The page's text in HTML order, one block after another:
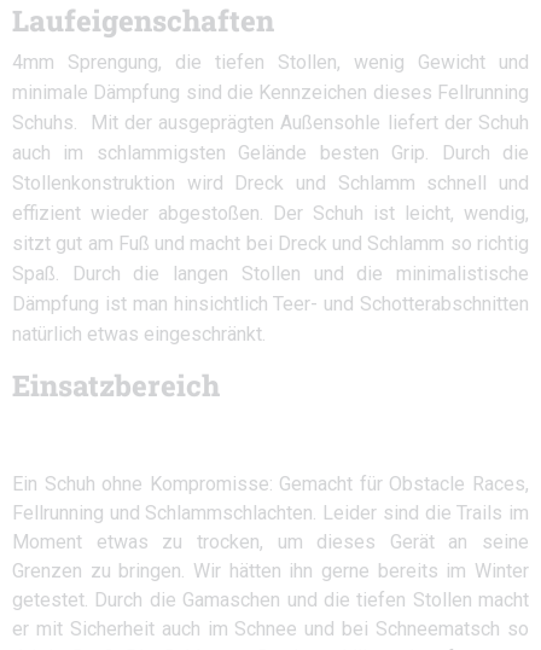
Laufeigenschaften
4mm Sprengung, die tiefen Stollen, wenig Gewicht und
minimale Dämpfung sind die Kennzeichen dieses Fellrunning
Schuhs. Mit der ausgeprägten Außensohle liefert der Schuh
auch im schlammigsten Gelände besten Grip. Durch die
Stollenkonstruktion wird Dreck und Schlamm schnell und
effizient wieder abgestoßen. Der Schuh ist leicht, wendig,
sitzt gut am Fuß und macht bei Dreck und Schlamm so richtig
Spaß. Durch die langen Stollen und die minimalistische
Dämpfung ist man hinsichtlich Teer- und Schotterabschnitten
natürlich etwas eingeschränkt.
Einsatzbereich
Ein Schuh ohne Kompromisse: Gemacht für Obstacle Races,
Fellrunning und Schlammschlachten. Leider sind die Trails im
Moment etwas zu trocken, um dieses Gerät an seine
Grenzen zu bringen. Wir hätten ihn gerne bereits im Winter
getestet. Durch die Gamaschen und die tiefen Stollen macht
er mit Sicherheit auch im Schnee und bei Schneematsch so